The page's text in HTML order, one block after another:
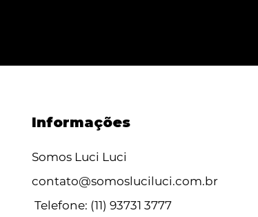
Informações
Somos Luci Luci
contato@somosluciluci.com.br
Telefone: (11) 93731 3777